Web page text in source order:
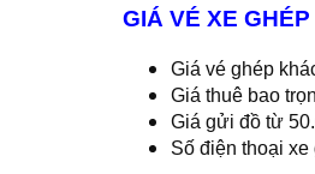
GIÁ VÉ XE
Giá vé ghép
Giá thuê bao
Giá gửi đồ từ
Số điện thoại